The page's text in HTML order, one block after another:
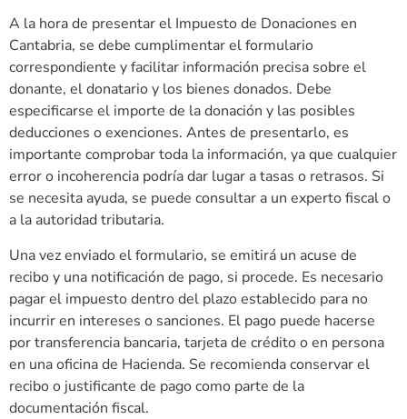
A la hora de presentar el Impuesto de Donaciones en
Cantabria, se debe cumplimentar el formulario
correspondiente y facilitar información precisa sobre el
donante, el donatario y los bienes donados. Debe
especificarse el importe de la donación y las posibles
deducciones o exenciones. Antes de presentarlo, es
importante comprobar toda la información, ya que cualquier
error o incoherencia podría dar lugar a tasas o retrasos. Si
se necesita ayuda, se puede consultar a un experto fiscal o
a la autoridad tributaria.
Una vez enviado el formulario, se emitirá un acuse de
recibo y una notificación de pago, si procede. Es necesario
pagar el impuesto dentro del plazo establecido para no
incurrir en intereses o sanciones. El pago puede hacerse
por transferencia bancaria, tarjeta de crédito o en persona
en una oficina de Hacienda. Se recomienda conservar el
recibo o justificante de pago como parte de la
documentación fiscal.